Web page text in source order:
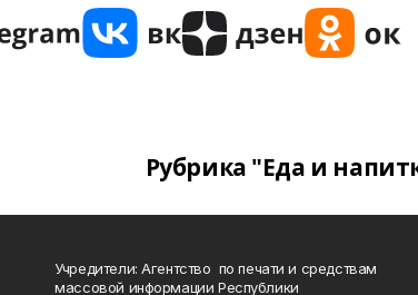
Рубрика "Еда и
Учредители: Агентство по печати и средствам
массовой информации Республики